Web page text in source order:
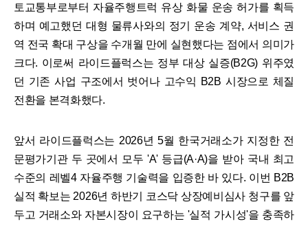
토교통부로부터 자율주행트럭 유상 화물 운송 허가를 획득
하며 예고했던 대형 물류사와의 정기 운송 계약, 서비스 권
역 전국 확대 구상을 수개월 만에 실현했다는 점에서 의미가
크다. 이로써 라이드플럭스는 정부 대상 실증(B2G) 위주였
던 기존 사업 구조에서 벗어나 고수익 B2B 시장으로 체질
전환을 본격화했다.
앞서 라이드플럭스는 2026년 5월 한국거래소가 지정한 전
문평가기관 두 곳에서 모두 'A' 등급(A·A)을 받아 국내 최고
수준의 레벨4 자율주행 기술력을 입증한 바 있다. 이번 B2B
실적 확보는 2026년 하반기 코스닥 상장예비심사 청구를 앞
두고 거래소와 자본시장이 요구하는 '실적 가시성'을 충족하